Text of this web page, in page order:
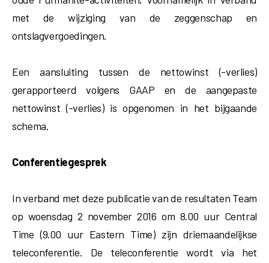
met de wijziging van de zeggenschap en
ontslagvergoedingen.
Een aansluiting tussen de nettowinst (-verlies)
gerapporteerd volgens GAAP en de aangepaste
nettowinst (-verlies) is opgenomen in het bijgaande
schema.
Conferentiegesprek
In verband met deze publicatie van de resultaten Team
op woensdag 2 november 2016 om 8.00 uur Central
Time (9.00 uur Eastern Time) zijn driemaandelijkse
teleconferentie. De teleconferentie wordt via het